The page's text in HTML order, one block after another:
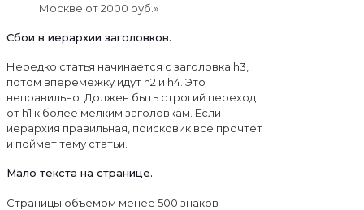
Москве от 2000 руб.»
Сбои в иерархии заголовков.
Нередко статья начинается с заголовка h3,
потом вперемежку идут h2 и h4. Это
неправильно. Должен быть строгий переход
от h1 к более мелким заголовкам. Если
иерархия правильная, поисковик все прочтет
и поймет тему статьи.
Мало текста на странице.
Страницы объемом менее 500 знаков